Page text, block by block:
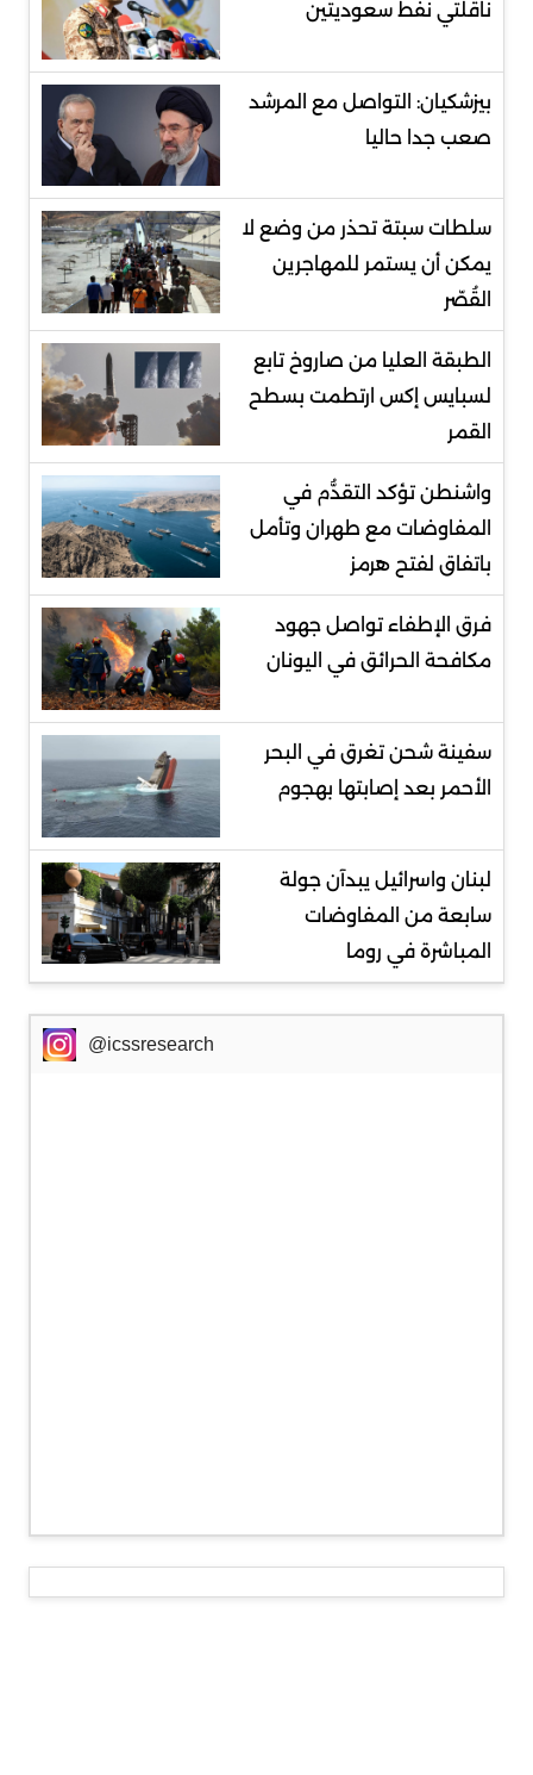
ناقلتي نفط سعوديتين
بيزشكيان: التواصل مع المرشد
صعب جدا حاليا
سلطات سبتة تحذر من وضع لا
يمكن أن يستمر للمهاجرين
القُصّر
الطبقة العليا من صاروخ تابع
لسبايس إكس ارتطمت بسطح
القمر
واشنطن تؤكد التقدُّم في
المفاوضات مع طهران وتأمل
باتفاق لفتح هرمز
فرق الإطفاء تواصل جهود
مكافحة الحرائق في اليونان
سفينة شحن تغرق في البحر
الأحمر بعد إصابتها بهجوم
لبنان واسرائيل يبدآن جولة
سابعة من المفاوضات
المباشرة في روما
@icssresearch